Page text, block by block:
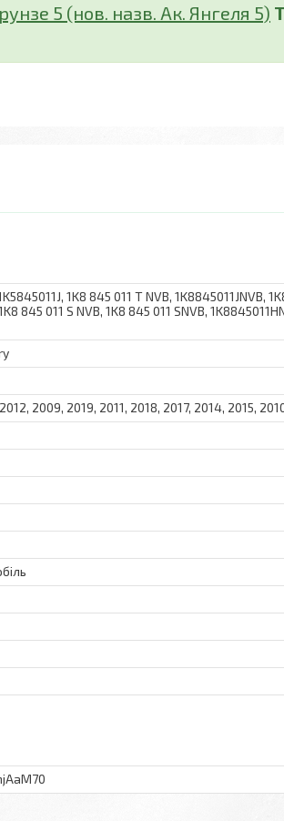
5 (нов. назв. Ак. Янгеля 5)
1K8 845 011 T NVB, 1K8845011JNVB,
845 011 S NVB, 1K8 845 011 SNVB,
2009, 2019, 2011, 2018, 2017, 2014, 2015,